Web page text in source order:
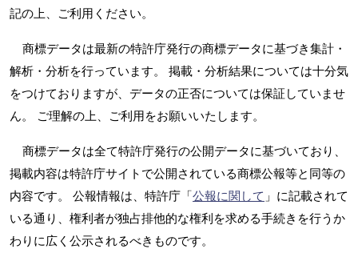
記の上、ご利用ください。
商標データは最新の特許庁発行の商標データに基づき集計・
解析・分析を行っています。 掲載・分析結果については十分気
をつけておりますが、データの正否については保証していませ
ん。 ご理解の上、ご利用をお願いいたします。
商標データは全て特許庁発行の公開データに基づいており、
掲載内容は特許庁サイトで公開されている商標公報等と同等の
内容です。 公報情報は、特許庁「公報に関して 」に記載されて
いる通り、権利者が独占排他的な権利を求める手続きを行うか
わりに広く公示されるべきものです。